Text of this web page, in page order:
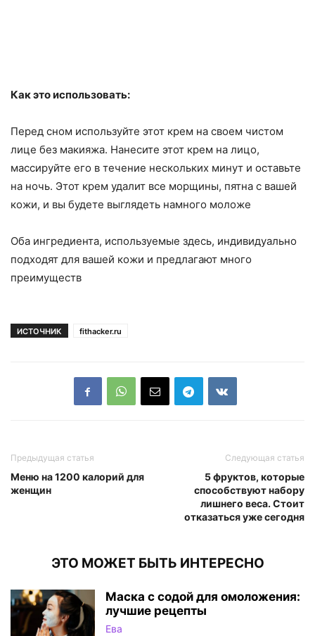
Как это использовать:
Перед сном используйте этот крем на своем чистом
лице без макияжа. Нанесите этот крем на лицо,
массируйте его в течение нескольких минут и оставьте
на ночь. Этот крем удалит все морщины, пятна с вашей
кожи, и вы будете выглядеть намного моложе
Оба ингредиента, используемые здесь, индивидуально
подходят для вашей кожи и предлагают много
преимуществ
ИСТОЧНИК fithacker.ru
Предыдущая статья
Меню на 1200 калорий для
женщин
Следующая статья
5 фруктов, которые
способствуют набору
лишнего веса. Стоит
отказаться уже сегодня
ЭТО МОЖЕТ БЫТЬ ИНТЕРЕСНО
Маска с содой для омоложения:
лучшие рецепты
Ева